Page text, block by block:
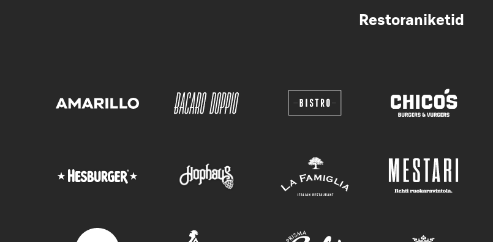
Restoraniketid